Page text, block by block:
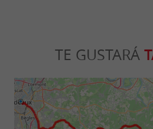
TE GUSTARÁ